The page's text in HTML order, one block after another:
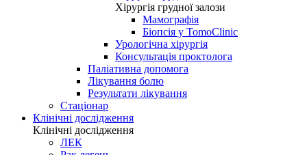
Хірургія грудної залози
Мамографія
Біопсія у TomoClinic
Урологічна хірургія
Консультація проктолога
Паліативна допомога
Лікування болю
Результати лікування
Стаціонар
Клінічні дослідження
Клінічні дослідження
ЛЕК